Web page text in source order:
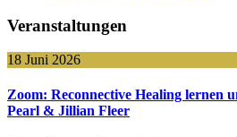
Veranstaltungen
18 Juni 2026
Zoom: Reconnective Healing lernen
Pearl & Jillian Fleer